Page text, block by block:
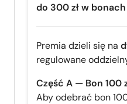
do 300 zł w
Premia dzieli się na
regulowane
Część A — Bon 100
Aby odebrać bon